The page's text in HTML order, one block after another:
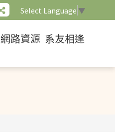
Select Language ▼
網路資源 系友相逢